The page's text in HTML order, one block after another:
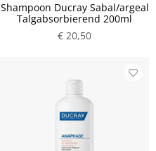
Shampoon Ducray Sabal/argeal
Talgabsorbierend 200ml
€ 20,50